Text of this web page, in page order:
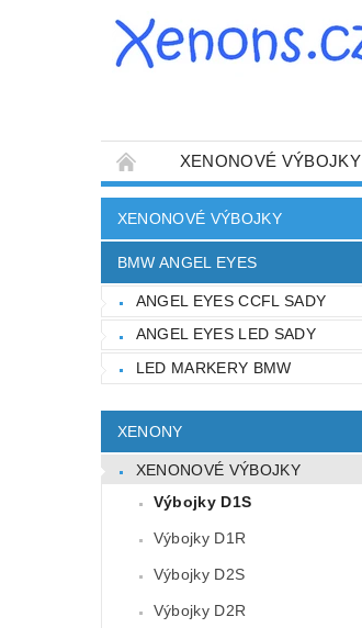
XENONOVÉ VÝBOJKY
KONTAKTY O NÁS
XENONOVÉ VÝBOJKY
BMW ANGEL EYES
ANGEL EYES CCFL SADY
ANGEL EYES LED SADY
LED MARKERY BMW
XENONY
XENONOVÉ VÝBOJKY
Výbojky D1S
Výbojky D1R
Výbojky D2S
Výbojky D2R